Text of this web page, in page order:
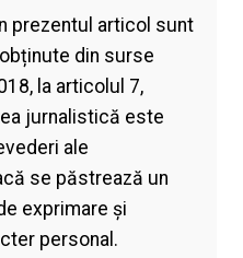
prezentul articol sunt
din surse
la articolul 7,
jurnalistică este
ale
se păstrează un
exprimare şi
personal.